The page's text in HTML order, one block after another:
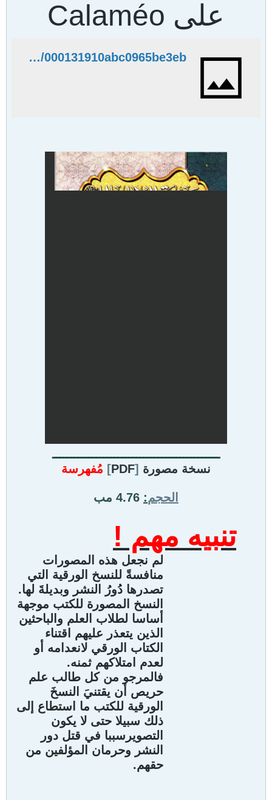
على Calaméo
http://www.calameo.com/read/000131910abc0965be3eb
ــــــــــــــــــــــــــــــــــــــــــــــ
نسخة مصورة [
PDF
] مُفهرسة
الحجم:
تنبيه مهم !
لم نجعل هذه المصورات
منافسةً للنسخ الورقية التي
تصدرها دُورُ النشر وبديلةَ لها.
النسخ المصورة للكتب موجهة
أساسا لطلاب العلم والباحثين
الذين يتعذر عليهم اقتناء
الكتاب الورقي لانعدامه أو
لعدم امتلاكهم ثمنه.
فالمرجو من كل طالب علم
حريص أن يقتنيَ النسخَ
الورقية للكتب ما استطاع إلى
ذلك سبيلا حتى لا يكون
التصويرسببا في قتل دور
النشر وحرمان المؤلفين من
حقهم.